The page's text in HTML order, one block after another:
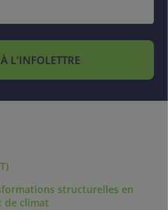
L'INFOLETTRE
structurelles en
de climat